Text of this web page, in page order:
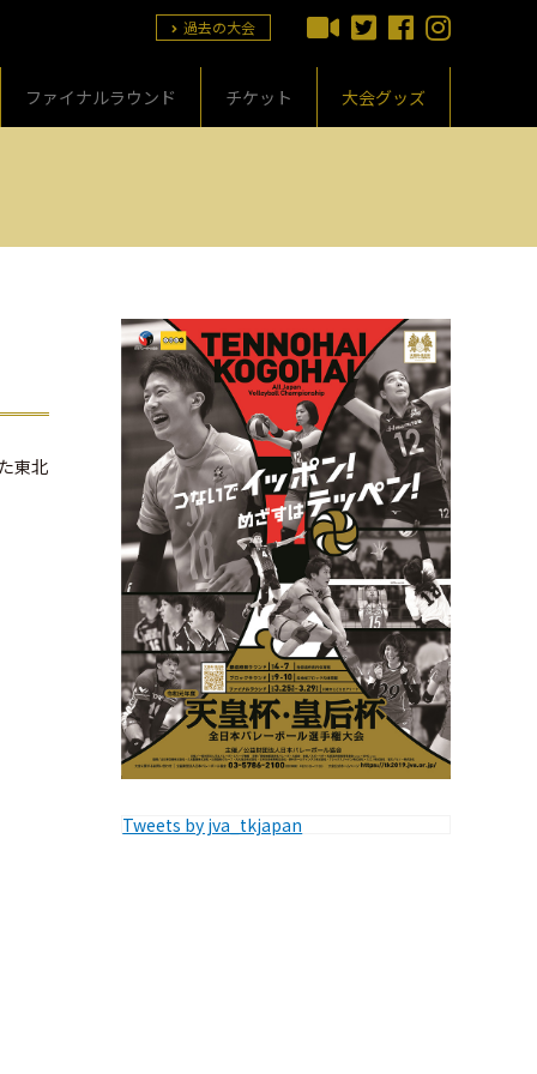
ファイナルラウンド チケット 大会グッズ
過去の大会
東北
Tweets by jva_tkjapan